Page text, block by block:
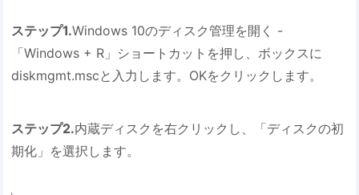
ステップ1.Windows 10のディスク管理を開く -
「Windows + R」ショートカットを押し、ボックスに
diskmgmt.mscと入力します。OKをクリックします。
ステップ2.内蔵ディスクを右クリックし、「ディスクの初
期化」を選択します。